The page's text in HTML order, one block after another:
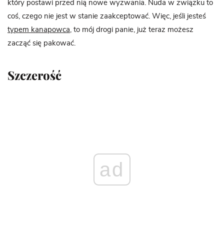
który postawi przed nią nowe wyzwania. Nuda w związku to
coś, czego nie jest w stanie zaakceptować. Więc, jeśli jesteś
typem kanapowca, to mój drogi panie, już teraz możesz
zacząć się pakować.
Szczerość
ad